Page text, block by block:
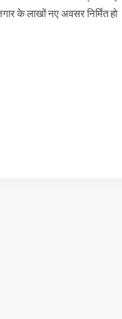
के लाखों नए अवसर निर्मित हो